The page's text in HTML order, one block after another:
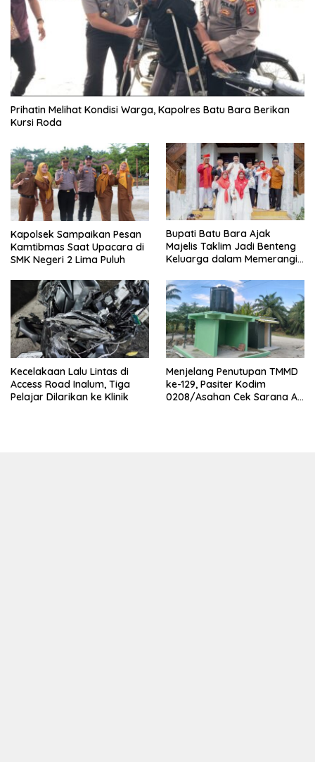
Prihatin Melihat Kondisi Warga, Kapolres Batu Bara Berikan
Kursi Roda
Kapolsek Sampaikan Pesan
Kamtibmas Saat Upacara di
SMK Negeri 2 Lima Puluh
Bupati Batu Bara Ajak
Majelis Taklim Jadi Benteng
Keluarga dalam Memerangi
Kecelakaan Lalu Lintas di
Access Road Inalum, Tiga
Pelajar Dilarikan ke Klinik
Menjelang Penutupan TMMD
ke-129, Pasiter Kodim
0208/Asahan Cek Sarana Air